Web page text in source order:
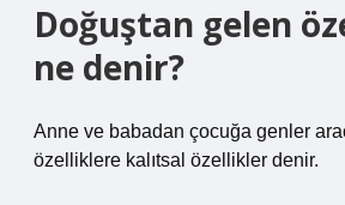
Doğuştan gelen
ne denir?
Anne ve babadan çocuğa genler
özelliklere kalıtsal özellikler denir.